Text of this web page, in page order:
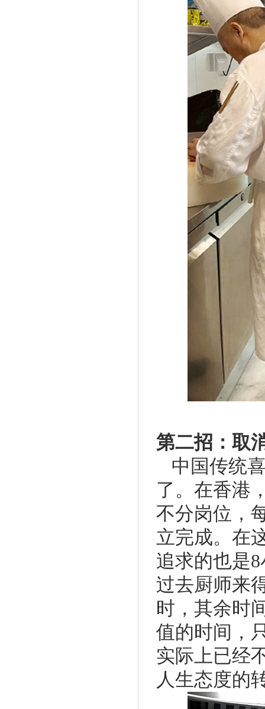
第二招：取
中国传统
了。在香港
不分岗位，
立完成。在
追求的也是
过去厨师来
时，其余时
值的时间，
实际上已经
人生态度的